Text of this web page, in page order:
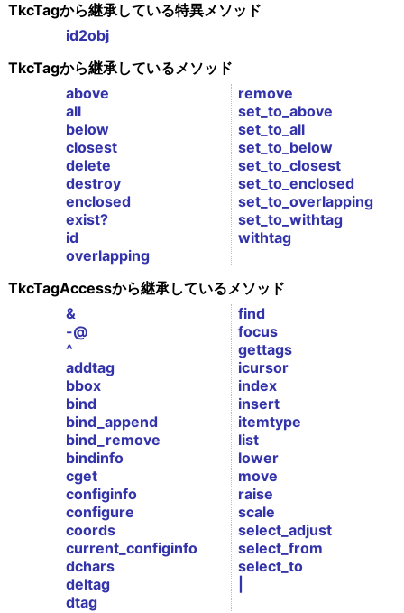
TkcTagから継承している特異メソッド
id2obj
TkcTagから継承しているメソッド
above
all
below
closest
delete
destroy
enclosed
exist?
id
overlapping
remove
set_to_above
set_to_all
set_to_below
set_to_closest
set_to_enclosed
set_to_overlapping
set_to_withtag
withtag
TkcTagAccessから継承しているメソッド
&
-@
^
addtag
bbox
bind
bind_append
bind_remove
bindinfo
cget
configinfo
configure
coords
current_configinfo
dchars
deltag
dtag
find
focus
gettags
icursor
index
insert
itemtype
list
lower
move
raise
scale
select_adjust
select_from
select_to